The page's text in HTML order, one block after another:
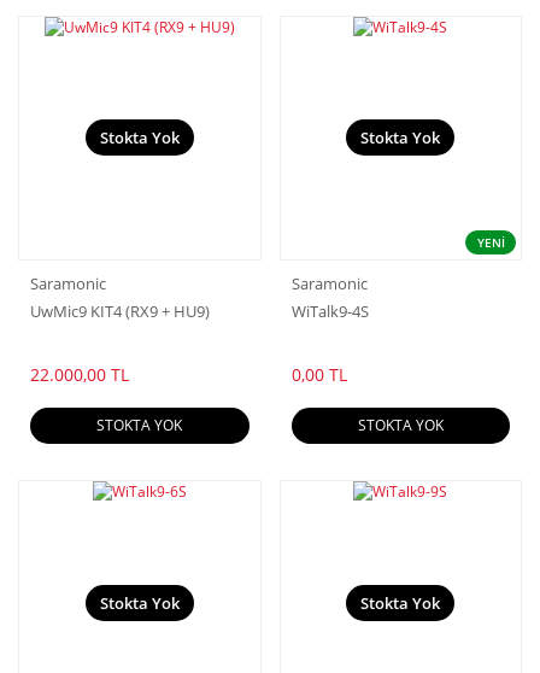
Stokta Yok
Saramonic
UwMic9 KIT4 (RX9 + HU9)
22.000,00 TL
STOKTA YOK
YENİ
Stokta Yok
Saramonic
WiTalk9-4S
0,00 TL
STOKTA YOK
Stokta Yok Stokta Yok